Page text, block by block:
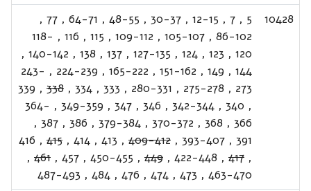
10428
5
,
7
,
12-15
,
30-37
,
48-55
,
64-71
,
77
,
86-102
,
105-107
,
109-112
,
115
,
116
,
118-
120
,
123
,
124
,
127-135
,
137
,
138
,
140-142
,
144
,
149
,
151-162
,
165-222
,
224-239
,
243-
273
,
275-278
,
280-331
,
333
,
334
,
338
,
339
,
340
,
342-344
,
346
,
347
,
349-359
,
364-
366
,
368
,
370-372
,
379-384
,
386
,
387
,
391
,
393-407
,
409-412
,
413
,
414
,
415
,
416
,
417
,
422-448
,
449
,
450-455
,
457
,
461
,
463-470
,
473
,
474
,
476
,
484
,
487-493